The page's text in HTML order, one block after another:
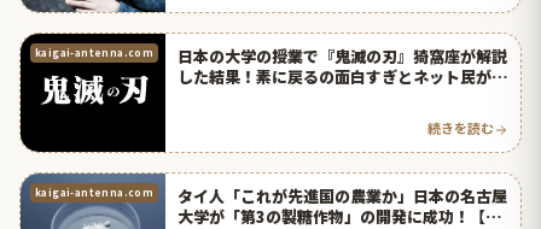
kaigai-antenna.com
日本の大学の授業で『鬼滅の刃』猗窩座が解説
した結果！素に戻るの面白すぎとネット民が腹
続きを読む
kaigai-antenna.com
タイ人「これが先進国の農業か」日本の名古屋
大学が「第3の製糖作物」の開発に成功！【タ